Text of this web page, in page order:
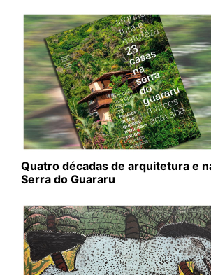
Quatro décadas de arquitetura e
Serra do Guararu